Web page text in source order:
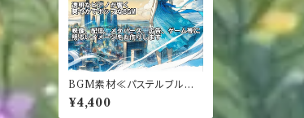
BGM素材≪パステルブルー
の風に誘われて≫
¥4,400